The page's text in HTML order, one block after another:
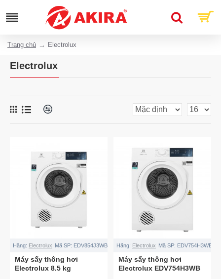
Trang chủ Electrolux
Electrolux
Hãng: Electrolux Mã SP: EDV854J3WB
Máy sấy thông hơi
Electrolux 8.5 kg
Hãng: Electrolux Mã SP: EDV754H3WB
Máy sấy thông hơi
Electrolux EDV754H3WB